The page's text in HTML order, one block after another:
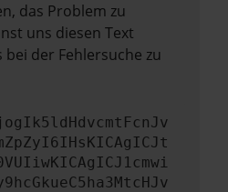
das Problem zu
uns diesen Text
bei der Fehlersuche zu